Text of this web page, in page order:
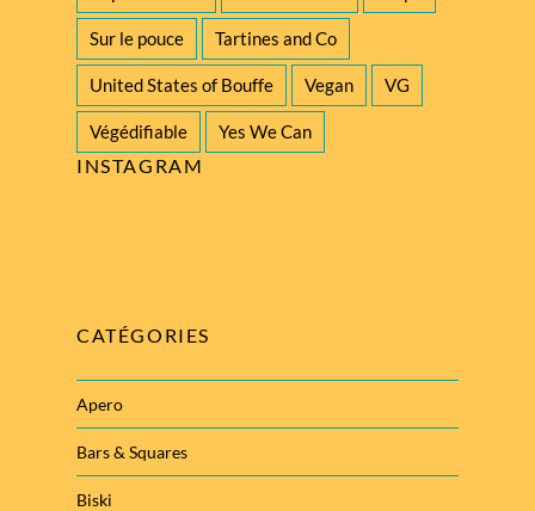
Sur le pouce Tartines and Co
United States of Bouffe Vegan VG
Végédifiable Yes We Can
INSTAGRAM
CATÉGORIES
Apero
Bars & Squares
Biski